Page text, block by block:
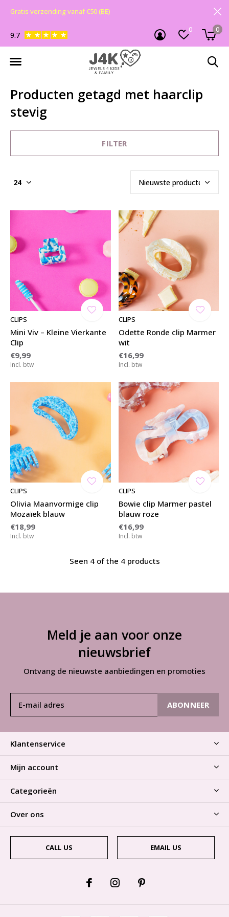
0 0
9.7
Gratis verzending vanaf €50 (BE)
Producten getagd met haarclip
stevig
FILTER
CLIPS
Mini Viv – Kleine Vierkante
Clip
€9,99
Incl. btw
CLIPS
Odette Ronde clip Marmer
wit
€16,99
Incl. btw
CLIPS
Olivia Maanvormige clip
Mozaïek blauw
€18,99
Incl. btw
CLIPS
Bowie clip Marmer pastel
blauw roze
€16,99
Incl. btw
Seen 4 of the 4 products
Meld je aan voor onze
nieuwsbrief
Ontvang de nieuwste aanbiedingen en promoties
ABONNEER
Klantenservice
Mijn account
Categorieën
Over ons
CALL US EMAIL US